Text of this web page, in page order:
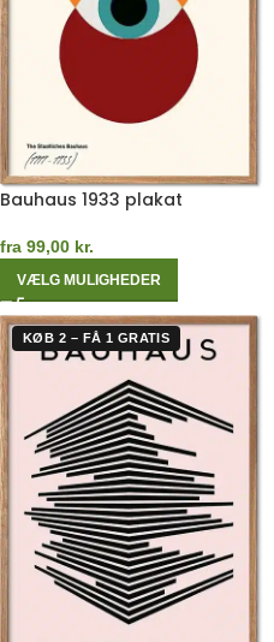
Bauhaus 1933 plakat
fra 99,00 kr.
VÆLG MULIGHEDER
KØB 2 – FÅ 1 GRATIS